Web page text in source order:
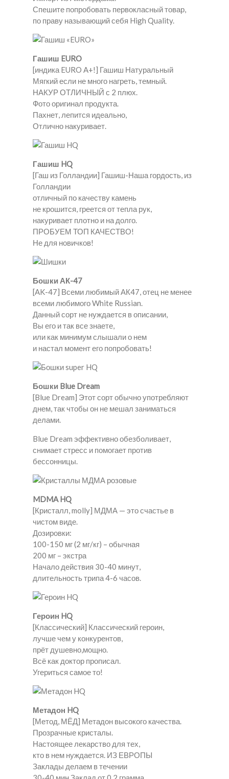
Спешите попробовать первокласный товар,
по праву называющий себя High Quality.
Гашиш EURO
[индика EURO A+!] Гашиш Натуральный
Мягкий если не много нагреть, темный.
НАКУР ОТЛИЧНЫЙ с 2 плюх.
Фото оригинал продукта.
Пахнет, лепится идеально,
Отлично накуривает.
Гашиш HQ
[Гаш из Голландии] Гашиш-Наша гордость, из
Голландии
отличный по качеству камень
не крошится, греется от тепла рук,
накуривает плотно и на долго.
ПРОБУЕМ ТОП КАЧЕСТВО!
Не для новичков!
Бошки АК-47
[AK-47] Всеми любимый АК47, отец не менее
всеми любимого White Russian.
Данный сорт не нуждается в описании,
Вы его и так все знаете,
или как минимум слышали о нем
и настал момент его попробовать!
Бошки Blue Dream
[Blue Dream] Этот сорт обычно употребляют
днем, так чтобы он не мешал заниматься
делами.
Blue Dream эффективно обезболивает,
снимает стресс и помогает против
бессонницы.
MDMA HQ
[Кристалл, molly] МДМА — это счастье в
чистом виде.
Дозировки:
100-150 мг (2 мг/кг) – обычная
200 мг – экстра
Начало действия 30-40 минут,
длительность трипа 4-6 часов.
Героин HQ
[Классический] Классический героин,
лучше чем у конкурентов,
прёт душевно,мощно.
Всё как доктор прописал.
Угериться самое то!
Метадон HQ
[Метод, МЁД] Метадон высокого качества.
Прозрачные кристалы.
Настоящее лекарство для тех,
кто в нем нуждается. ИЗ ЕВРОПЫ
Заклады делаем в течении